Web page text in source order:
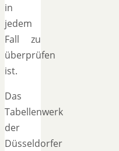
in
jedem
Fall zu
überprüfen
ist.
Das
Tabellenwerk
der
Düsseldorfer